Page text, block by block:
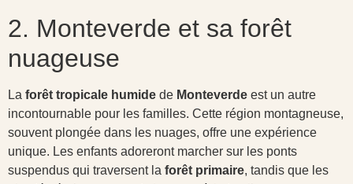
2. Monteverde et sa forêt
nuageuse
La forêt tropicale humide de Monteverde est un autre
incontournable pour les familles. Cette région montagneuse,
souvent plongée dans les nuages, offre une expérience
unique. Les enfants adoreront marcher sur les ponts
suspendus qui traversent la forêt primaire, tandis que les